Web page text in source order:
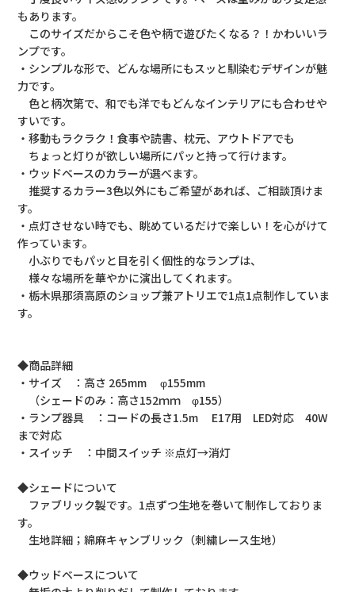
もあります。
このサイズだからこそ色や柄で遊びたくなる？！かわいいラ
ンプです。
・シンプルな形で、どんな場所にもスッと馴染むデザインが魅
力です。
色と柄次第で、和でも洋でもどんなインテリアにも合わせや
すいです。
・移動もラクラク！食事や読書、枕元、アウトドアでも
ちょっと灯りが欲しい場所にパッと持って行けます。
・ウッドベースのカラーが選べます。
推奨するカラー3色以外にもご希望があれば、ご相談頂けま
す。
・点灯させない時でも、眺めているだけで楽しい！を心がけて
作っています。
小ぶりでもパッと目を引く個性的なランプは、
様々な場所を華やかに演出してくれます。
・栃木県那須高原のショップ兼アトリエで1点1点制作していま
す。
◆商品詳細
・サイズ ：高さ 265mm φ155mm
（シェードのみ：高さ152ｍｍ φ155）
・ランプ器具 ：コードの長さ1.5m E17用 LED対応 40W
まで対応
・スイッチ ：中間スイッチ ※点灯→消灯
◆シェードについて
ファブリック製です。1点ずつ生地を巻いて制作しておりま
す。
生地詳細；綿麻キャンブリック（刺繍レース生地）
◆ウッドベースについて